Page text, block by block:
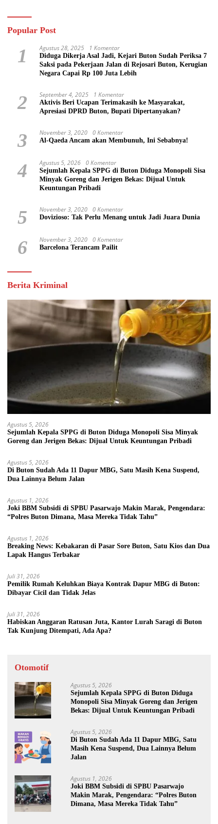
Popular Post
1 Agustus 28, 2025 1 Komentar
Diduga Dikerja Asal Jadi, Kejari Buton Sudah Periksa 7
Saksi pada Pekerjaan Jalan di Rejosari Buton, Kerugian
Negara Capai Rp 100 Juta Lebih
2 September 4, 2025 1 Komentar
Aktivis Beri Ucapan Terimakasih ke Masyarakat,
Apresiasi DPRD Buton, Bupati Dipertanyakan?
3 November 3, 2020 0 Komentar
Al-Qaeda Ancam akan Membunuh, Ini Sebabnya!
4 Agustus 5, 2026 0 Komentar
Sejumlah Kepala SPPG di Buton Diduga Monopoli Sisa
Minyak Goreng dan Jerigen Bekas: Dijual Untuk
Keuntungan Pribadi
5 November 3, 2020 0 Komentar
Dovizioso: Tak Perlu Menang untuk Jadi Juara Dunia
6 November 3, 2020 0 Komentar
Barcelona Terancam Pailit
Berita Kriminal
Agustus 5, 2026
Sejumlah Kepala SPPG di Buton Diduga Monopoli Sisa Minyak
Goreng dan Jerigen Bekas: Dijual Untuk Keuntungan Pribadi
Agustus 5, 2026
Di Buton Sudah Ada 11 Dapur MBG, Satu Masih Kena Suspend,
Dua Lainnya Belum Jalan
Agustus 1, 2026
Joki BBM Subsidi di SPBU Pasarwajo Makin Marak, Pengendara:
“Polres Buton Dimana, Masa Mereka Tidak Tahu”
Agustus 1, 2026
Breaking News: Kebakaran di Pasar Sore Buton, Satu Kios dan Dua
Lapak Hangus Terbakar
Juli 31, 2026
Pemilik Rumah Keluhkan Biaya Kontrak Dapur MBG di Buton:
Dibayar Cicil dan Tidak Jelas
Juli 31, 2026
Habiskan Anggaran Ratusan Juta, Kantor Lurah Saragi di Buton
Tak Kunjung Ditempati, Ada Apa?
Otomotif
Agustus 5, 2026
Sejumlah Kepala SPPG di Buton Diduga
Monopoli Sisa Minyak Goreng dan Jerigen
Bekas: Dijual Untuk Keuntungan Pribadi
Agustus 5, 2026
Di Buton Sudah Ada 11 Dapur MBG, Satu
Masih Kena Suspend, Dua Lainnya Belum
Jalan
Agustus 1, 2026
Joki BBM Subsidi di SPBU Pasarwajo
Makin Marak, Pengendara: “Polres Buton
Dimana, Masa Mereka Tidak Tahu”